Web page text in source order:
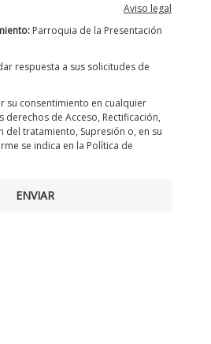
Aviso legal
Parroquia de la Presentación
respuesta a sus solicitudes de
su consentimiento en cualquier
de Acceso, Rectificación,
del tratamiento, Supresión o, en su
se indica en la Política de
ENVIAR